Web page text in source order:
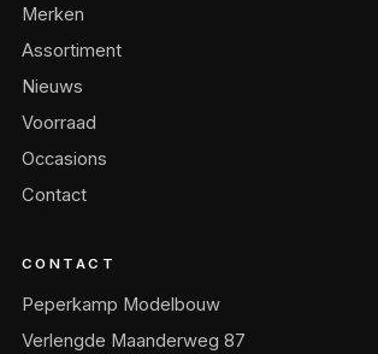
Merken
Assortiment
Nieuws
Voorraad
Occasions
Contact
CONTACT
Peperkamp Modelbouw
Verlengde Maanderweg 87